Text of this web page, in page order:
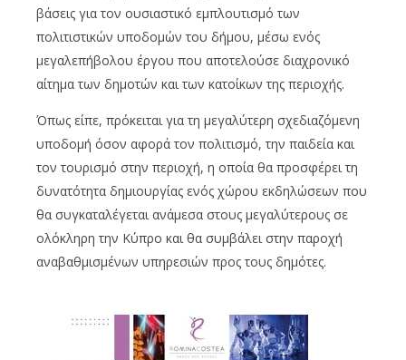
βάσεις για τον ουσιαστικό εμπλουτισμό των
πολιτιστικών υποδομών του δήμου, μέσω ενός
μεγαλεπήβολου έργου που αποτελούσε διαχρονικό
αίτημα των δημοτών και των κατοίκων της περιοχής.
Όπως είπε, πρόκειται για τη μεγαλύτερη σχεδιαζόμενη
υποδομή όσον αφορά τον πολιτισμό, την παιδεία και
τον τουρισμό στην περιοχή, η οποία θα προσφέρει τη
δυνατότητα δημιουργίας ενός χώρου εκδηλώσεων που
θα συγκαταλέγεται ανάμεσα στους μεγαλύτερους σε
ολόκληρη την Κύπρο και θα συμβάλει στην παροχή
αναβαθμισμένων υπηρεσιών προς τους δημότες.